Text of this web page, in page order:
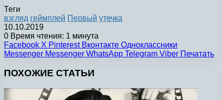
Теги
взгляд геймплей Первый утечка
10.10.2019
0 Время чтения: 1 минута
Facebook X Pinterest Вконтакте Одноклассники
Messenger Messenger WhatsApp Telegram Viber Печатать
ПОХОЖИЕ СТАТЬИ